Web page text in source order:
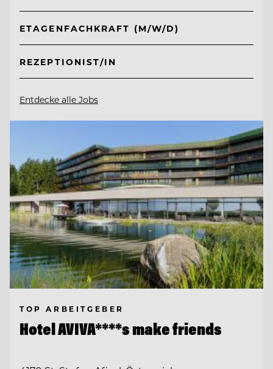
ETAGENFACHKRAFT (M/W/D)
REZEPTIONIST/IN
Entdecke alle Jobs
TOP ARBEITGEBER
Hotel AVIVA****s make friends